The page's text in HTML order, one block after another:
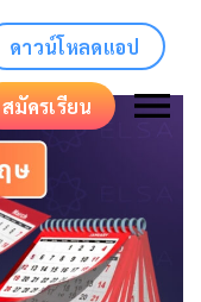
ดาวน์โหลดแอป
สมัครเรียน